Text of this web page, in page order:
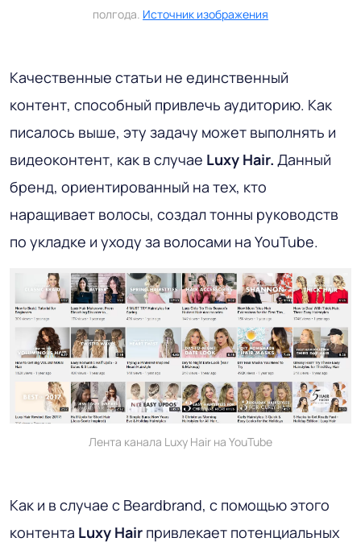
полгода. Источник изображения
Качественные статьи не единственный
контент, способный привлечь аудиторию. Как
писалось выше, эту задачу может выполнять и
видеоконтент, как в случае Luxy Hair. Данный
бренд, ориентированный на тех, кто
наращивает волосы, создал тонны руководств
по укладке и уходу за волосами на YouTube.
Лента канала Luxy Hair на YouTube
Как и в случае с Beardbrand, с помощью этого
контента Luxy Hair привлекает потенциальных